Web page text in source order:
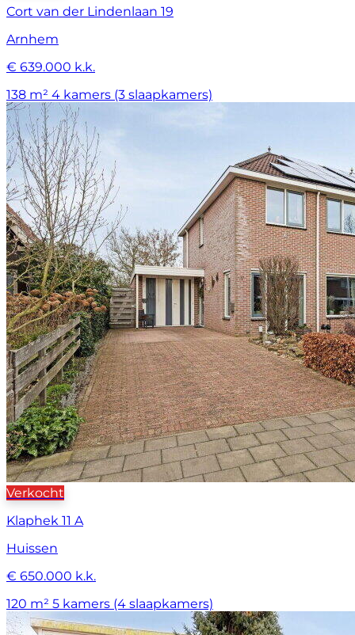
Cort van der Lindenlaan 19
Arnhem
€ 639.000 k.k.
138 m² 4 kamers (3 slaapkamers)
Verkocht
Klaphek 11 A
Huissen
€ 650.000 k.k.
120 m² 5 kamers (4 slaapkamers)